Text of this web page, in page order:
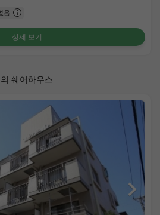
음
상세 보기
의 쉐어하우스